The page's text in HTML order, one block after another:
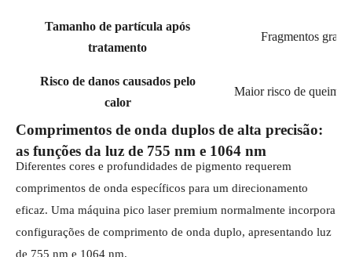
Tamanho de partícula após
tratamento
Fragmentos
Risco de danos causados ​​pelo
calor
Maior risco de
Comprimentos de onda duplos de alta precisão:
as funções da luz de 755 nm e 1064 nm
Diferentes cores e profundidades de pigmento requerem
comprimentos de onda específicos para um direcionamento
eficaz. Uma máquina pico laser premium normalmente incorpora
configurações de comprimento de onda duplo, apresentando luz
de 755 nm e 1064 nm.